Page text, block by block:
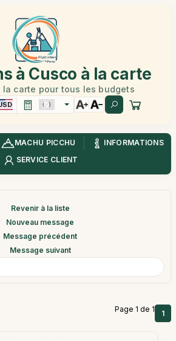
à Cusco à la carte
la carte pour tous les budgets
MACHU PICCHU
INFORMATIONS
SERVICE CLIENT
Revenir à la liste
Nouveau message
Message précédent
Message suivant
Page 1 de 1 1